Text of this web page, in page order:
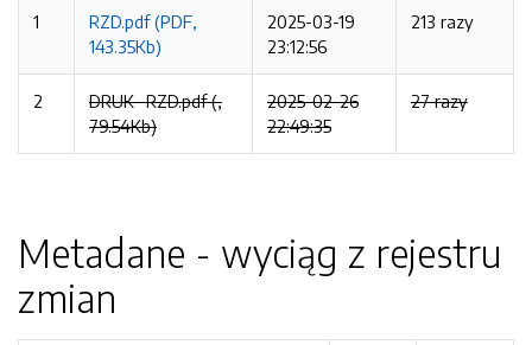
1
RZD.pdf (PDF,
143.35Kb)
2025-03-19
23:12:56
213 razy
2
DRUK -RZD.pdf (,
79.54Kb)
2025-02-26
22:49:35
27 razy
Metadane - wyciąg z rejestru
zmian